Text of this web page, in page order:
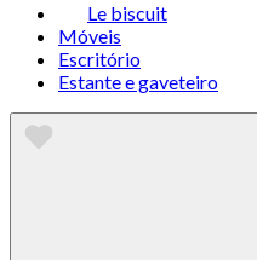
Le biscuit
Móveis
Escritório
Estante e gaveteiro